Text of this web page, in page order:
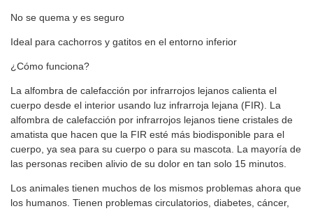
No se quema y es seguro
Ideal para cachorros y gatitos en el entorno inferior
¿Cómo funciona?
La alfombra de calefacción por infrarrojos lejanos calienta el
cuerpo desde el interior usando luz infrarroja lejana (FIR). La
alfombra de calefacción por infrarrojos lejanos tiene cristales de
amatista que hacen que la FIR esté más biodisponible para el
cuerpo, ya sea para su cuerpo o para su mascota. La mayoría de
las personas reciben alivio de su dolor en tan solo 15 minutos.
Los animales tienen muchos de los mismos problemas ahora que
los humanos. Tienen problemas circulatorios, diabetes, cáncer,